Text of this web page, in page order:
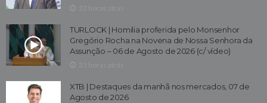
TURLOCK | Homilia proferida pelo Monsenhor
Gregório Rocha na Novena de Nossa Senhora da
Assunção – 06 de Agosto de 2026 (c/ vídeo)
XTB | Destaques da manhã nos mercados, 07 de
Agosto de 2026